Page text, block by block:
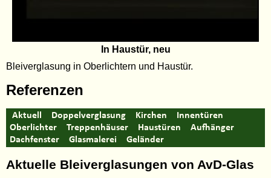
In Haustür, neu
Bleiverglasung in Oberlichtern und Haustür.
Referenzen
Aktuell Doppelverglasung Kirchen
Innentüren
Oberlichter
Treppenhäuser Haustüren
Aufhänger
Dachfenster
Glasmalerei Geländer
Aktuelle Bleiverglasungen von AvD-Glas